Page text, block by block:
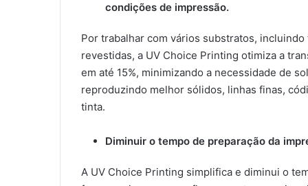
condições de impressão.
Por trabalhar com vários substratos,
revestidas, a UV Choice Printing otimiza a
em até 15%, minimizando a necessidade de
reproduzindo melhor sólidos, linhas finas,
tinta.
Diminuir o tempo de preparação da
A UV Choice Printing simplifica e diminui o